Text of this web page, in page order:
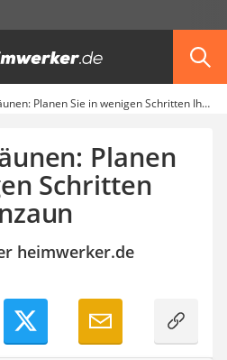
Garten einzäunen: Planen Sie in wenigen Schritten Ihren Gartenzaun
Planen
Schritten
heimwerker.de